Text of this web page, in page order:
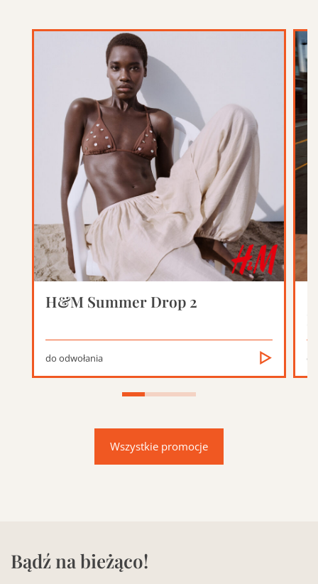
H&M Summer Drop 2
do odwołania
Wszystkie promocje
Bądź na bieżąco!